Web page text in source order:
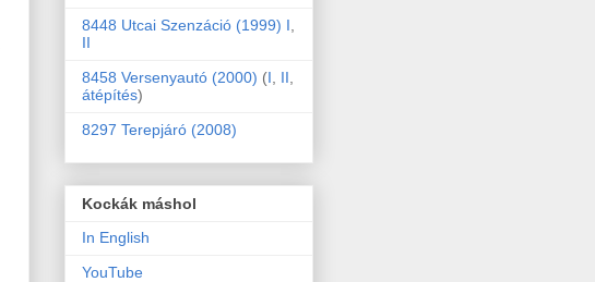
8448 Utcai Szenzáció (1999) I
II
8458 Versenyautó (2000) (I II
átépítés)
8297 Terepjáró (2008)
Kockák máshol
In English
YouTube